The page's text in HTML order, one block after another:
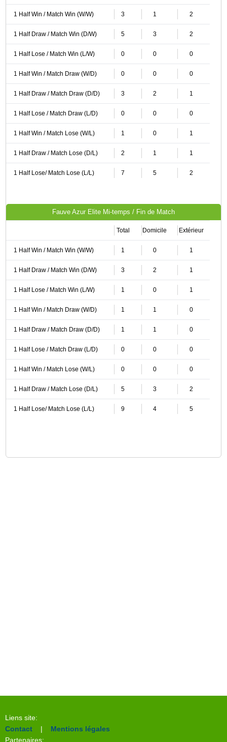
1 Half Win / Match Win (W/W) 3 1 2
1 Half Draw / Match Win (D/W) 5 3 2
1 Half Lose / Match Win (L/W) 0 0 0
1 Half Win / Match Draw (W/D) 0 0 0
1 Half Draw / Match Draw (D/D) 3 2 1
1 Half Lose / Match Draw (L/D) 0 0 0
1 Half Win / Match Lose (W/L) 1 0 1
1 Half Draw / Match Lose (D/L) 2 1 1
1 Half Lose/ Match Lose (L/L) 7 5 2
Fauve Azur Elite Mi-temps / Fin de Match
Total Domicile Extérieur
1 Half Win / Match Win (W/W) 1 0 1
1 Half Draw / Match Win (D/W) 3 2 1
1 Half Lose / Match Win (L/W) 1 0 1
1 Half Win / Match Draw (W/D) 1 1 0
1 Half Draw / Match Draw (D/D) 1 1 0
1 Half Lose / Match Draw (L/D) 0 0 0
1 Half Win / Match Lose (W/L) 0 0 0
1 Half Draw / Match Lose (D/L) 5 3 2
1 Half Lose/ Match Lose (L/L) 9 4 5
Liens site:
Contact | Mentions légales
Partenaires: